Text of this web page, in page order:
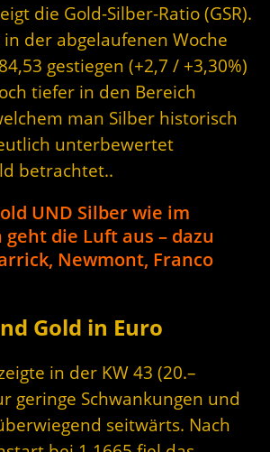
die Gold-Silber-Ratio (GSR).
der abgelaufenen Woche
gestiegen (+2,7 / +3,30%)
tiefer in den Bereich
man Silber historisch
unterbewertet
betrachtet..
UND Silber wie im
geht die Luft aus – dazu
Newmont, Franco
Gold in Euro
in der KW 43 (20.–
geringe Schwankungen und
seitwärts. Nach